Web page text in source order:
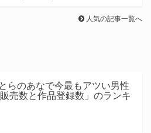
人気の記事一覧へ
らのあなで今最もアツい男性
売数と作品登録数」のランキ